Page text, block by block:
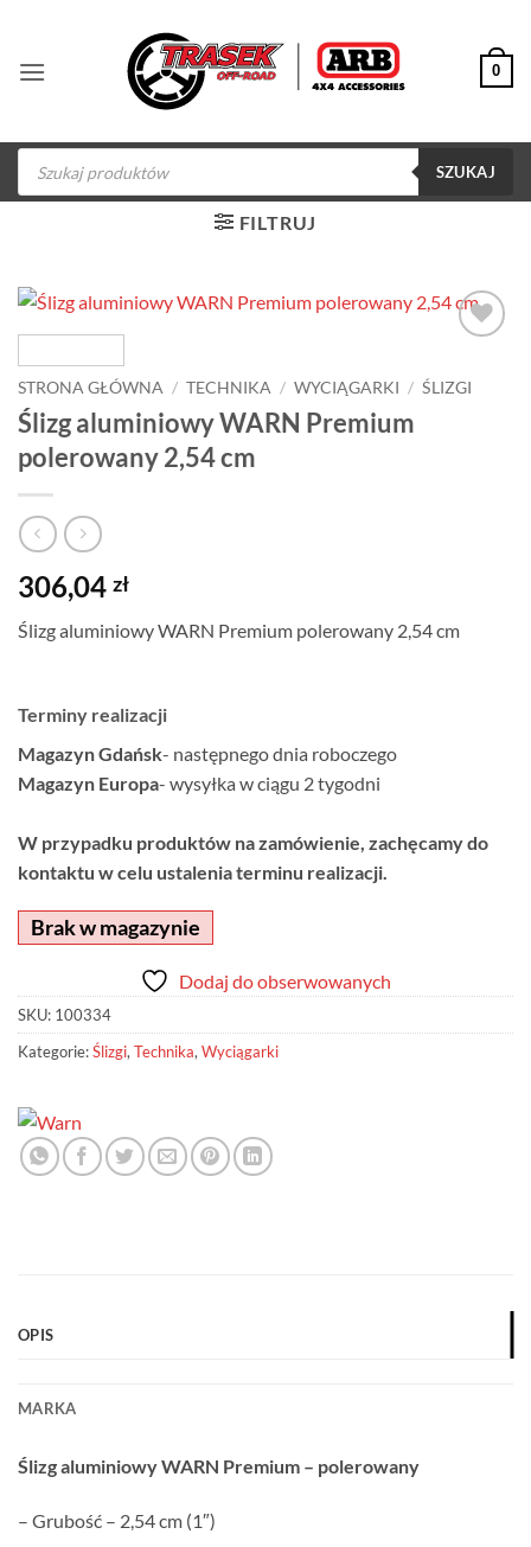
zawartości
0
Wyszukiwarka
produktów
SZUKAJ
FILTRUJ
obserwowanych
STRONA GŁÓWNA / TECHNIKA / WYCIĄGARKI / ŚLIZGI
Ślizg aluminiowy WARN Premium
polerowany 2,54 cm
306,04 zł
Ślizg aluminiowy WARN Premium polerowany 2,54 cm
Terminy realizacji
Magazyn Gdańsk- następnego dnia roboczego
Magazyn Europa- wysyłka w ciągu 2 tygodni
W przypadku produktów na zamówienie, zachęcamy do
kontaktu w celu ustalenia terminu realizacji.
Brak w magazynie
Dodaj do obserwowanych
SKU: 100334
Kategorie:Ślizgi,Technika,Wyciągarki
OPIS
MARKA
Ślizg aluminiowy WARN Premium – polerowany
– Grubość – 2,54 cm (1″)